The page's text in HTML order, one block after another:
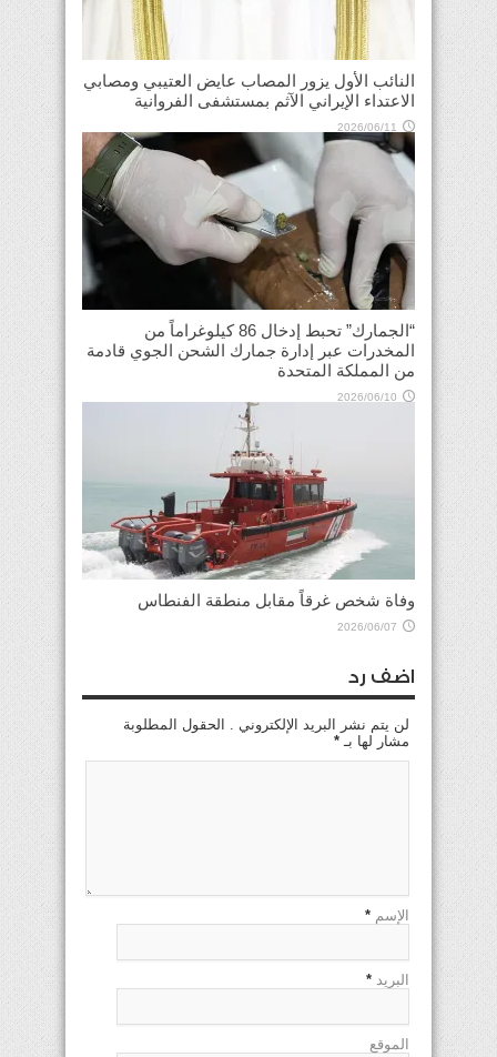
النائب الأول يزور المصاب عايض العتيبي ومصابي
الاعتداء الإيراني الآثم بمستشفى الفروانية
2026/06/11
“الجمارك” تحبط إدخال 86 كيلوغراماً من
المخدرات عبر إدارة جمارك الشحن الجوي قادمة
من المملكة المتحدة
2026/06/10
وفاة شخص غرقاً مقابل منطقة الفنطاس
2026/06/07
اضف رد
لن يتم نشر البريد الإلكتروني . الحقول المطلوبة
مشار لها بـ *
الإسم *
البريد *
الموقع